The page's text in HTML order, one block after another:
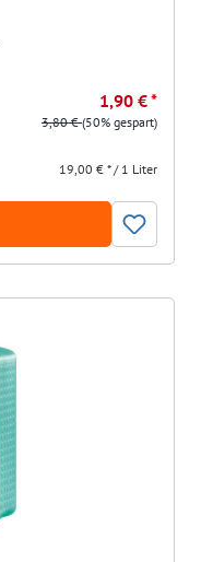
1,90 € *
3,80 €(50% gespart)
19,00 € * / 1 Liter